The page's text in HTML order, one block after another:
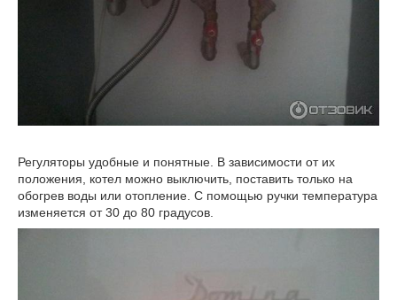
Регуляторы удобные и понятные. В зависимости от их
положения, котел можно выключить, поставить только на
обогрев воды или отопление. С помощью ручки температура
изменяется от 30 до 80 градусов.